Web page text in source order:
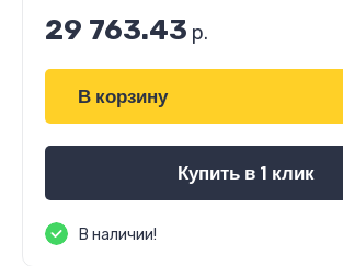
29 763.43 р.
В корзину
Купить в 1 клик
В наличии!